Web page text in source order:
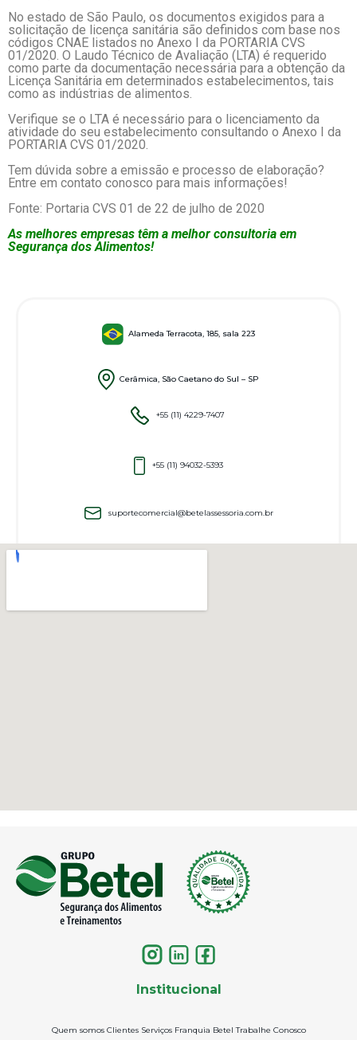
No estado de São Paulo, os documentos exigidos para a
solicitação de licença sanitária são definidos com base nos
códigos CNAE listados no Anexo I da PORTARIA CVS
01/2020. O Laudo Técnico de Avaliação (LTA) é requerido
como parte da documentação necessária para a obtenção da
Licença Sanitária em determinados estabelecimentos, tais
como as indústrias de alimentos.
Verifique se o LTA é necessário para o licenciamento da
atividade do seu estabelecimento consultando o Anexo I da
PORTARIA CVS 01/2020.
Tem dúvida sobre a emissão e processo de elaboração?
Entre em contato conosco para mais informações!
Fonte: Portaria CVS 01 de 22 de julho de 2020
As melhores empresas têm a melhor consultoria em
Segurança dos Alimentos!
Alameda Terracota, 185, sala 223
Cerâmica, São Caetano do Sul – SP
+55 (11) 4229-7407
+55 (11) 94032-5393
suportecomercial@betelassessoria.com.br
Institucional
Quem somos Clientes Serviços Franquia Betel Trabalhe Conosco